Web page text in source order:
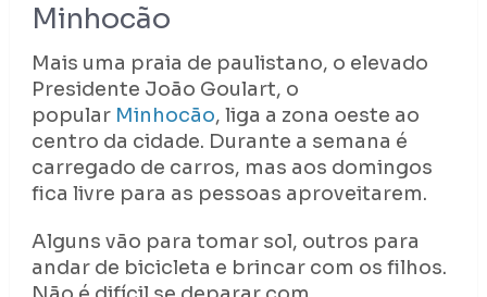
Minhocão
Mais uma praia de paulistano, o elevado
Presidente João Goulart, o
popular Minhocão, liga a zona oeste ao
centro da cidade. Durante a semana é
carregado de carros, mas aos domingos
fica livre para as pessoas aproveitarem.
Alguns vão para tomar sol, outros para
andar de bicicleta e brincar com os filhos.